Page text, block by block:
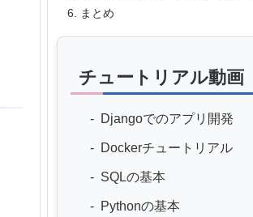
まとめ
チュートリアル動画
Djangoでのアプリ開発
Dockerチュートリアル
SQLの基本
Pythonの基本